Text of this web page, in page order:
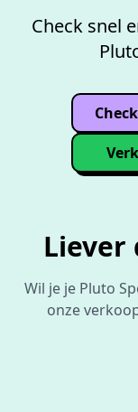
Check snel
Liever
Wil je je Pluto
onze